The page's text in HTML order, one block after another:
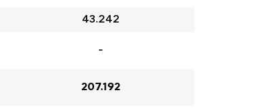
43.242
-
207.192